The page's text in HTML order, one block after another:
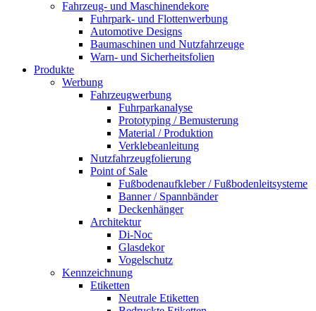
Fahrzeug- und Maschinendekore
Fuhrpark- und Flottenwerbung
Automotive Designs
Baumaschinen und Nutzfahrzeuge
Warn- und Sicherheitsfolien
Produkte
Werbung
Fahrzeugwerbung
Fuhrparkanalyse
Prototyping / Bemusterung
Material / Produktion
Verklebeanleitung
Nutzfahrzeugfolierung
Point of Sale
Fußbodenaufkleber / Fußbodenleitsysteme
Banner / Spannbänder
Deckenhänger
Architektur
Di-Noc
Glasdekor
Vogelschutz
Kennzeichnung
Etiketten
Neutrale Etiketten